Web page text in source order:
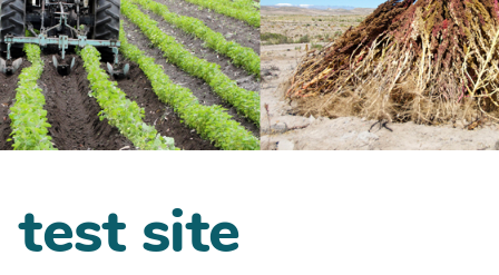
test site